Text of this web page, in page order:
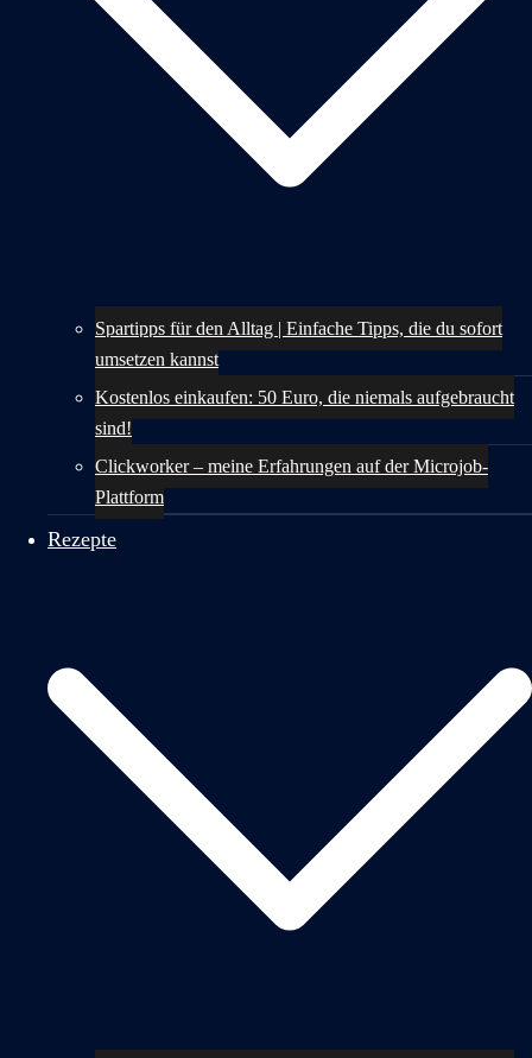
Spartipps für den Alltag | Einfache Tipps, die du sofort
umsetzen kannst
Kostenlos einkaufen: 50 Euro, die niemals aufgebraucht
sind!
Clickworker – meine Erfahrungen auf der Microjob-
Plattform
Rezepte